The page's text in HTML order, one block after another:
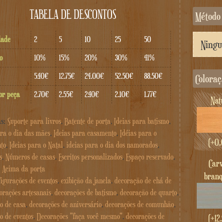
TABELA DE DESCONTOS
2 5 10 25
50
10% 15% 20% 30%
41%
5.40€
12.75€ 24.00€ 52.50€
88.50€
peça
2.70€ 2.55€ 2.40€ 2.10€ 1.77€
Suporte para livros, Batente de porta, Ideias para batismo,
o dia das mães, Ideias para casamento, Idéias para o
, Ideias para o Natal, ideias para o dia dos namorados,
, Números de casas, Escritos personalizados, Espaço reservado,
Acima da porta
de eventos, exibição da janela, decoração de chá de
artesanais, decorações de batismo, decoração de quarto,
de casa, decorações de aniversário, decorações de comunhão,
de eventos, Decorações "faça você mesmo", decorações de
(+
carvalho
(+